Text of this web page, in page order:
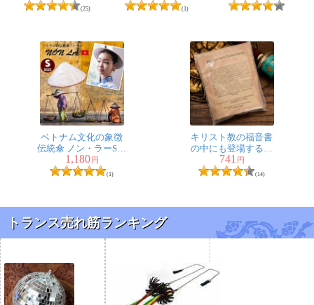
(25) (1)
ベトナム文化の象徴
伝統傘 ノン・ラーSサ
イズ
1,180 円
(1)
キリスト教の福音書
の中にも登場する香
り - Jattamansi香
741 円
(14)
トランス売れ筋ランキング